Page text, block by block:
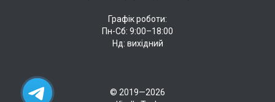
Графік роботи:
Пн-Сб: 9:00–18:00
Нд: вихідний
© 2019—2026